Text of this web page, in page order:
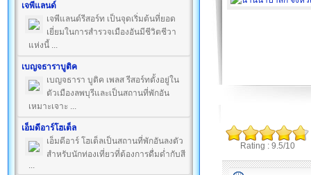
เจพีแลนด์
เจพีแลนด์รีสอร์ท เป็นจุดเริ่มต้นที่ยอด
เยี่ยมในการสำรวจเมืองอันมีชีวิตชีวา
แห่งนี้ ...
เบญจธาราบูติค
เบญจธารา บูติค เพลส รีสอร์ทตั้งอยู่ใน
ตัวเมืองลพบุรีและเป็นสถานที่พักอัน
เหมาะเจาะ ...
เอ็มดีอาร์โฮเต็ล
เอ็มดีอาร์ โฮเต็ลเป็นสถานที่พักอันลงตัว
สำหรับนักท่องเที่ยวที่ต้องการดื่มด่ำกับสี
...
Rating : 9.5/10